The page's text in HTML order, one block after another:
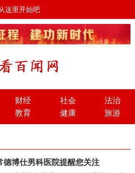
这里开始吧
财经 社会
法治
教育 健康 旅游
博仕男科医院提醒您关注